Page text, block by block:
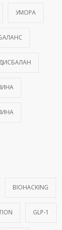
УМОРА
BIOHACKING
GLP-1